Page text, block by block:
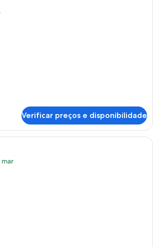
Verificar preços e disponibilidade
Quarto de hotel com cama, mesa de
mar